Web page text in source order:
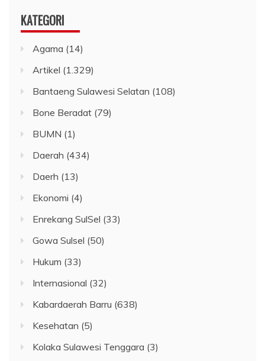
KATEGORI
Agama (14)
Artikel (1.329)
Bantaeng Sulawesi Selatan (108)
Bone Beradat (79)
BUMN (1)
Daerah (434)
Daerh (13)
Ekonomi (4)
Enrekang SulSel (33)
Gowa Sulsel (50)
Hukum (33)
Internasional (32)
Kabardaerah Barru (638)
Kesehatan (5)
Kolaka Sulawesi Tenggara (3)